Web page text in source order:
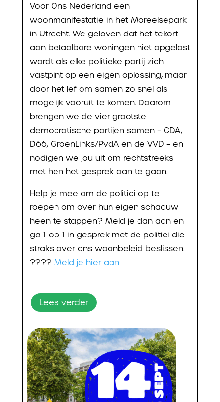
Voor Ons Nederland een
woonmanifestatie in het Moreelsepark
in Utrecht. We geloven dat het tekort
aan betaalbare woningen niet opgelost
wordt als elke politieke partij zich
vastpint op een eigen oplossing, maar
door het lef om samen zo snel als
mogelijk vooruit te komen. Daarom
brengen we de vier grootste
democratische partijen samen – CDA,
D66, GroenLinks/PvdA en de VVD – en
nodigen we jou uit om rechtstreeks
met hen het gesprek aan te gaan.
Help je mee om de politici op te
roepen om over hun eigen schaduw
heen te stappen? Meld je dan aan en
ga 1-op-1 in gesprek met de politici die
straks over ons woonbeleid beslissen.
???? Meld je hier aan
Lees verder